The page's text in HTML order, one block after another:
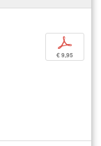
p
€ 9,95